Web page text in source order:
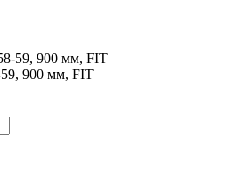
900 мм, FIT